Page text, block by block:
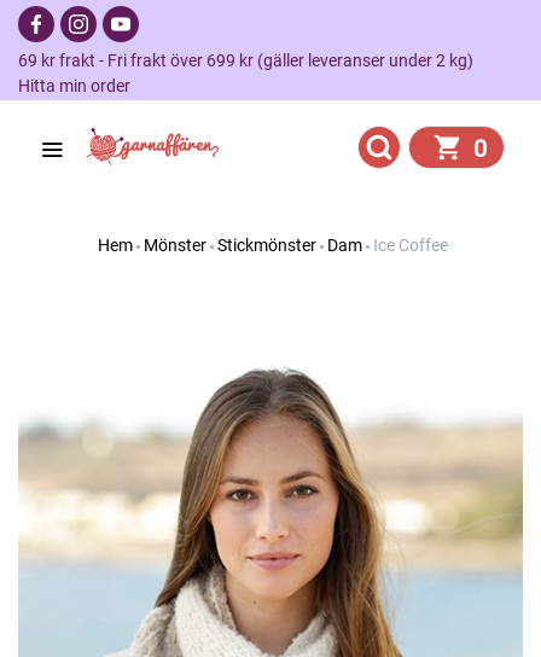
69 kr frakt - Fri frakt över 699 kr (gäller leveranser under 2 kg)
Hitta min order
0
Hem Mönster Stickmönster Dam Ice Coffee